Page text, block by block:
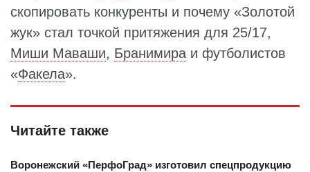
скопировать конкуренты и почему «Золотой
жук» стал точкой притяжения для 25/17,
Миши Маваши, Бранимира и футболистов
«Факела».
Читайте также
Воронежский «ПерфоГрад» изготовил спецпродукцию